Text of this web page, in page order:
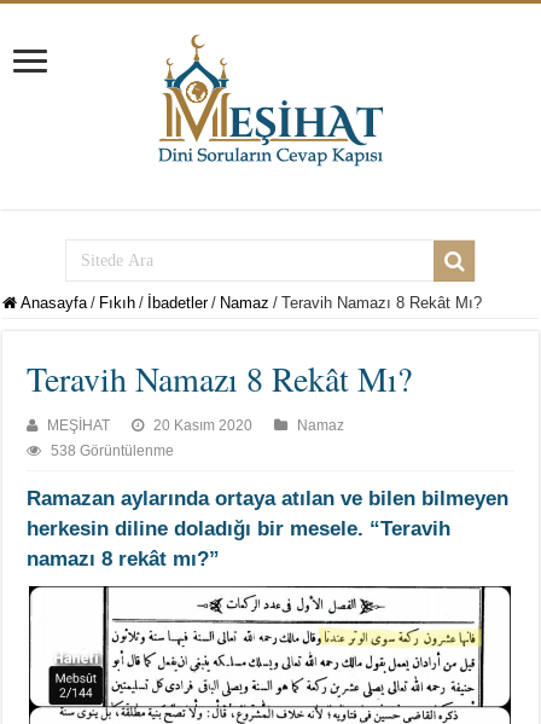
Anasayfa / Fıkıh / İbadetler / Namaz / Teravih Namazı 8 Rekât Mı?
Teravih Namazı 8 Rekât Mı?
MEŞİHAT 20 Kasım 2020
Namaz
538 Görüntülenme
Ramazan aylarında ortaya atılan ve bilen bilmeyen
herkesin diline doladığı bir mesele. “Teravih
namazı 8 rekât mı?”